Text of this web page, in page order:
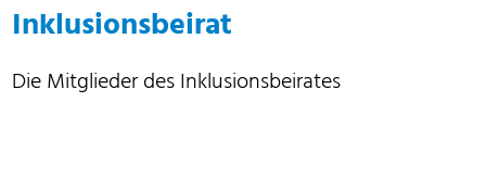
Inklusionsbeirat
Die Mitglieder des Inklusionsbeirates